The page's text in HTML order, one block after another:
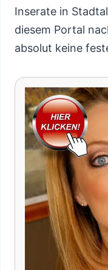
Inserate in
diesem Portal
absolut keine